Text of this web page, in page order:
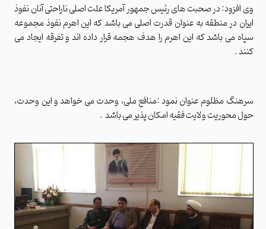
وی افزود: در صحبت های رئیس جمهور آمریکا علت اصلی ناراحتی آنان نفوذ
ایران در منطقه به عنوان قدرت اصلی می باشد که این اهرم نفوذ مجموعه
سپاه می باشد که این اهرم را هدف هجمه قرار داده اند و تفرقه ایجاد می
کنند .
سرهنگ مظلوم عنوان نمود :منافع ملی، وحدت می خواهد و این وحدت،
حول محوریت ولایت فقیه امکان پذیر می باشد .